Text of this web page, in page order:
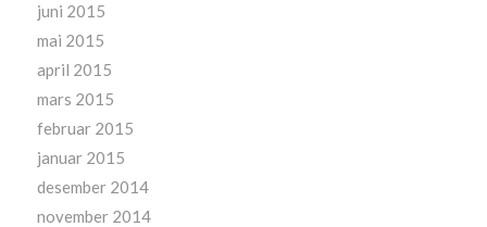
juni 2015
mai 2015
april 2015
mars 2015
februar 2015
januar 2015
desember 2014
november 2014